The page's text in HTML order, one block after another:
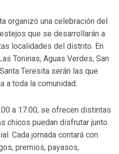
organizó una celebración del
que se desarrollarán a
localidades del distrito. En
Toninas, Aguas Verdes, San
Teresita serán las que
a toda la comunidad.
a 17.00, se ofrecen distintas
chicos puedan disfrutar junto
Cada jornada contará con
premios, payasos,